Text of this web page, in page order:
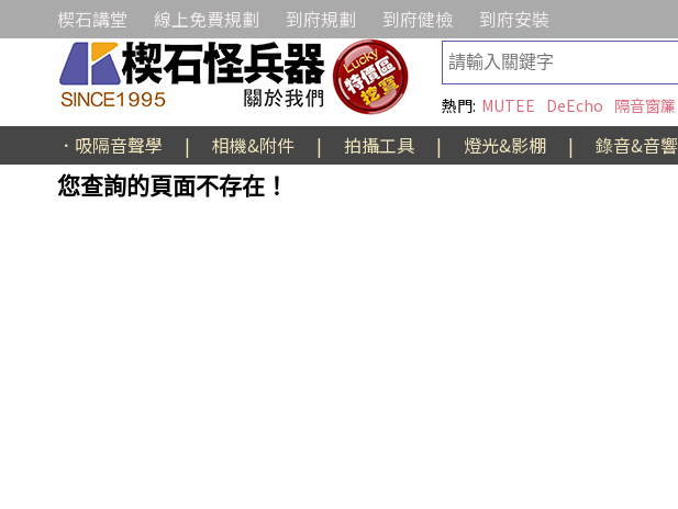
楔石講堂 線上免費規劃 到府規劃 到府健檢 到府安裝
熱門: MUTEE DeEcho 隔音窗簾
．吸隔音聲學 | 相機&附件 | 拍攝工具 | 燈光&影棚 | 錄音&音響
您查詢的頁面不存在！